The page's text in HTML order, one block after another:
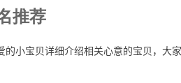
推荐
小宝贝详细介绍相关心意的宝贝，大